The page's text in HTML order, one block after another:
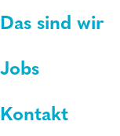
Das sind wir
Jobs
Kontakt